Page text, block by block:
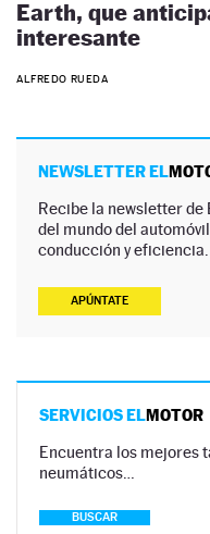
Earth, que
interesante
ALFREDO RUEDA
NEWSLETTER EL
Recibe la newsletter de
del mundo del
conducción y eficiencia.
APÚNTATE
SERVICIOS ELMOTOR
Encuentra los mejores
neumáticos…
BUSCAR